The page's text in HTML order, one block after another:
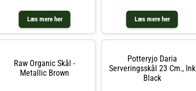
Læs mere her
klassiker i mange køkkener takket
være det gode greb, den p
Læs mere her
højde på 7 cm og en kapacitet på
500 ml. Skålene er lavet af stent
Raw Organic Skål -
Metallic Brown
Potteryjo Daria
Serveringsskål 23 Cm., Ink
Black